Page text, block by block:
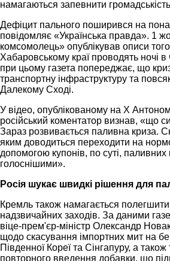
намагаються запевнити
Дефіцит пального поширився на понад
повідомляє «Українська правда». 1
комсомолець» опублікував описи
Хабаровському краї проводять ночі в
при цьому газета попереджає, що
транспортну інфраструктуру та
Далекому Сході.
У відео, опублікованому на X
російський коментатор визнав, «що
Зараз розвивається паливна криза.
яким доводиться переходити на
допомогою купонів, по суті, паливних
голоснішими».
Росія шукає швидкі рішення для
Кремль також намагається
надзвичайних заходів. За даними
віце-прем'єр-міністр Олександр
щодо скасування імпортних мит на
Південної Кореї та Сінгапуру, а
повторного введення добавки, що